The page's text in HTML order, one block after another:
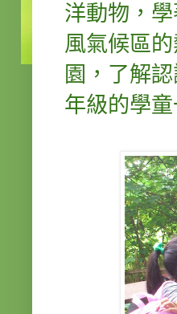
洋動物，
風氣候區
園，了解
年級的學童